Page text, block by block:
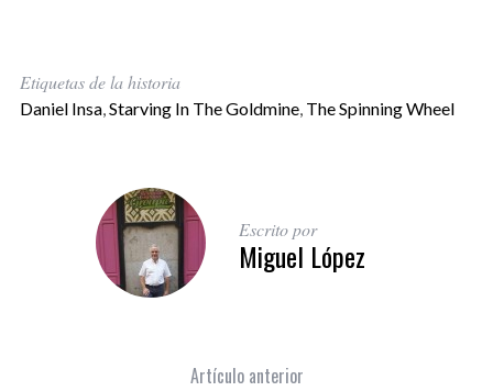
Etiquetas de la historia
Daniel Insa,Starving In The Goldmine, The Spinning Wheel
Escrito por
Miguel López
Artículo anterior